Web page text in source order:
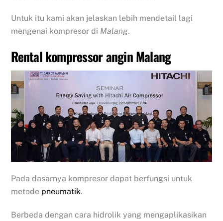
Untuk itu kami akan jelaskan lebih mendetail lagi
mengenai kompresor di Malang.
Rental kompressor angin Malang
Pada dasarnya kompresor dapat berfungsi untuk
metode pneumatik.
Berbeda dengan cara hidrolik yang mengaplikasikan